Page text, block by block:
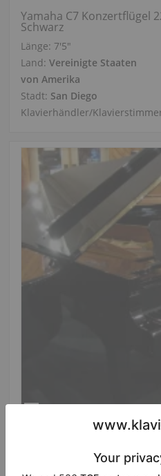
Yamaha C7 Konzertflügel
Schwarz
Länge: 7′5″
Land: Vereinigte Staaten
von Amerika
Stadt: San Diego
Klavierhändler/
Yamaha C7 Konzertflügel